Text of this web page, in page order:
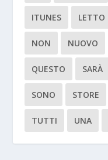
ITUNES LETTO
NON NUOVO
QUESTO SARÀ
SONO STORE
TUTTI UNA